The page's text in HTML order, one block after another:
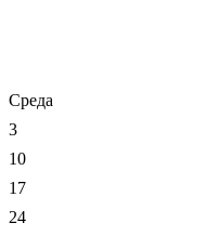
Среда
3
10
17
24